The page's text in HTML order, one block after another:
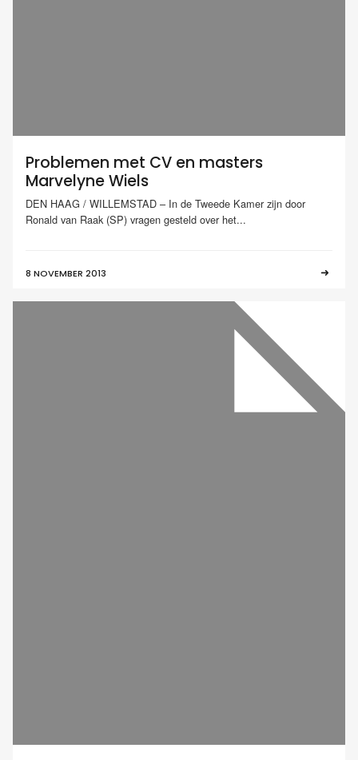
Problemen met CV en masters
Marvelyne Wiels
DEN HAAG / WILLEMSTAD – In de Tweede Kamer zijn door
Ronald van Raak (SP) vragen gesteld over het...
8 NOVEMBER 2013